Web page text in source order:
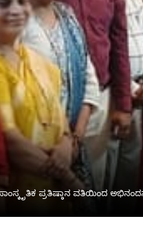
ಪ್ರತಿಷ್ಠಾನ ವತಿಯಿಂದ